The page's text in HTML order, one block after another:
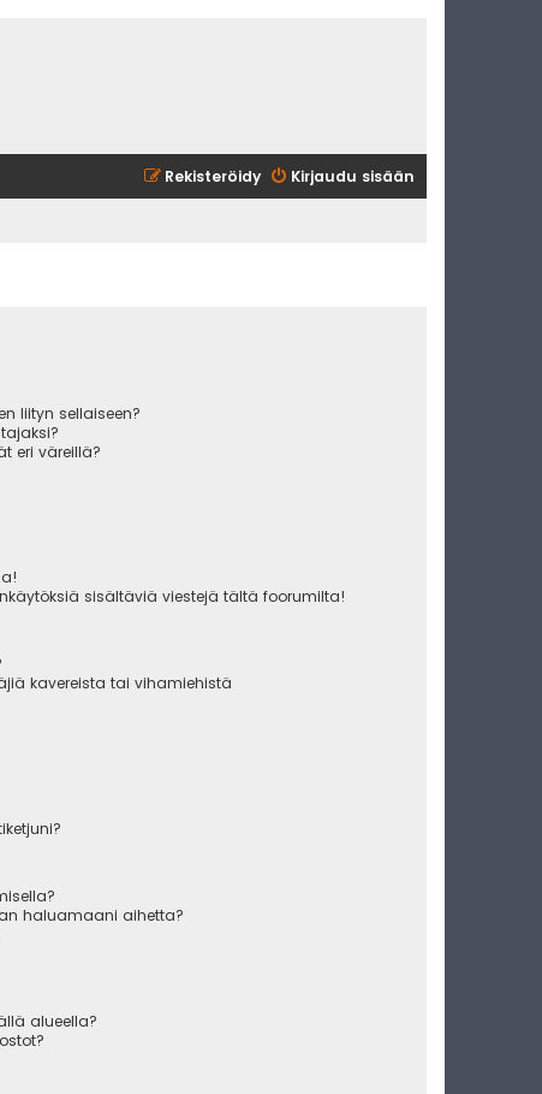
Kirjaudu sisään
Rekisteröidy
liityn sellaiseen?
eri väreillä?
sisältäviä viestejä tältä foorumilta!
kavereista tai vihamiehistä
haluamaani aihetta?
alueella?